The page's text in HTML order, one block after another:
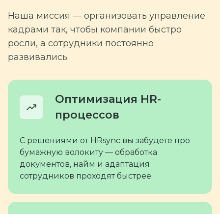
Наша миссия — организовать управление
кадрами так, чтобы компании быстро
росли, а сотрудники постоянно
развивались.
Оптимизация HR-
процессов
С решениями от HRsync вы забудете про
бумажную волокиту — обработка
документов, найм и адаптация
сотрудников проходят быстрее.